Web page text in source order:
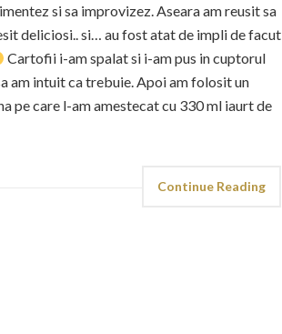
si sa improvizez. Aseara am reusit sa
deliciosi.. si… au fost atat de impli de facut
Cartofii i-am spalat si i-am pus in cuptorul
am intuit ca trebuie. Apoi am folosit un
pe care l-am amestecat cu 330 ml iaurt de
Continue Reading